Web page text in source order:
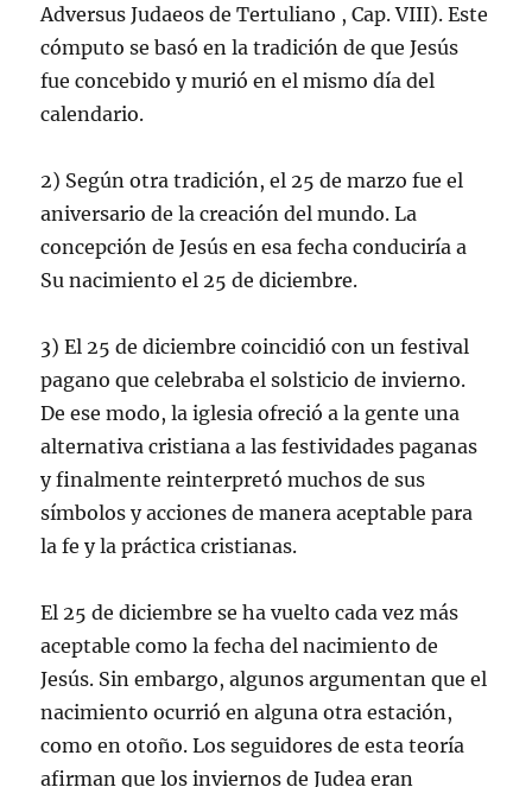
Adversus Judaeos de Tertuliano , Cap. VIII). Este
cómputo se basó en la tradición de que Jesús
fue concebido y murió en el mismo día del
calendario.
2) Según otra tradición, el 25 de marzo fue el
aniversario de la creación del mundo. La
concepción de Jesús en esa fecha conduciría a
Su nacimiento el 25 de diciembre.
3) El 25 de diciembre coincidió con un festival
pagano que celebraba el solsticio de invierno.
De ese modo, la iglesia ofreció a la gente una
alternativa cristiana a las festividades paganas
y finalmente reinterpretó muchos de sus
símbolos y acciones de manera aceptable para
la fe y la práctica cristianas.
El 25 de diciembre se ha vuelto cada vez más
aceptable como la fecha del nacimiento de
Jesús. Sin embargo, algunos argumentan que el
nacimiento ocurrió en alguna otra estación,
como en otoño. Los seguidores de esta teoría
afirman que los inviernos de Judea eran